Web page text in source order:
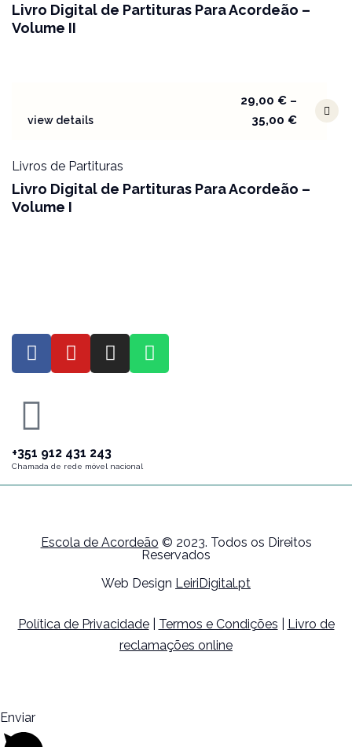
Livro Digital de Partituras Para Acordeão –
Volume II
view details
29,00 €–
35,00 €
Livros de Partituras
Livro Digital de Partituras Para Acordeão –
Volume I
+351 912 431 243
Chamada de rede móvel nacional
Escola de Acordeão © 2023. Todos os Direitos
Reservados
Web Design LeiriDigital.pt
Política de Privacidade| Termos e Condições
Livro de
reclamações online
Enviar